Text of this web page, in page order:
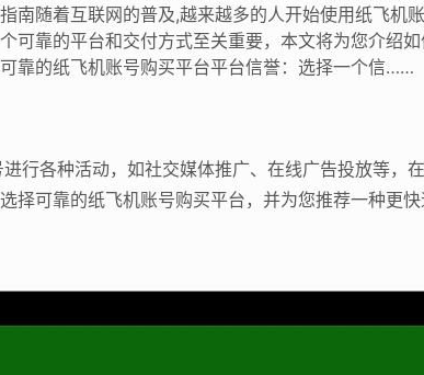
南随着互联网的普及,越来越多的人开始使用纸飞机
可靠的平台和交付方式至关重要，本文将为您介绍
靠的纸飞机账号购买平台平台信誉：选择一个信……
行各种活动，如社交媒体推广、在线广告投放等，
可靠的纸飞机账号购买平台，并为您推荐一种更快